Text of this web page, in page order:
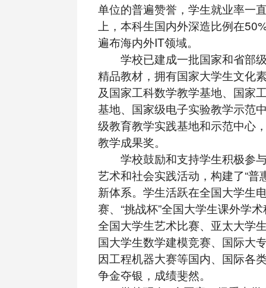
单位的普遍赞誉，学生就业率一
上，本科生国内外深造比例在
遍布海内外IT领域。
学校已建成一批国家和省部
精品教材，拥有国家大学生文化
及国家工科数学教学基地、国家
基地、国家级电子实验教学示范
级教育教学实践基地和示范中心
教学成果奖。
学校鼓励和支持学生积极参
艺术和社会实践活动，构建了“普
新体系。学生活跃在全国大学生
赛、“挑战杯”全国大学生课外学
全国大学生艺术比赛、亚太大学
国大学生数学建模竞赛、国际大
因工程机器大赛等国内、国际各
争金夺银，成绩斐然。